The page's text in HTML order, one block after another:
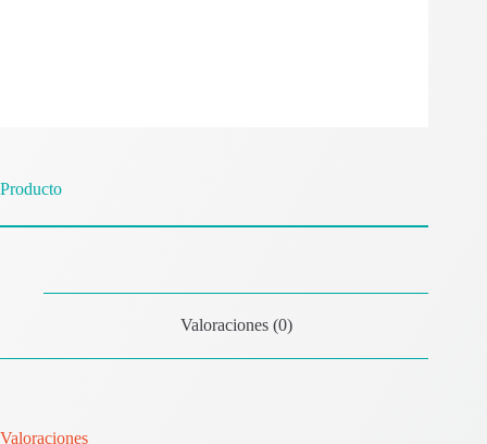
Producto
Valoraciones (0)
Valoraciones